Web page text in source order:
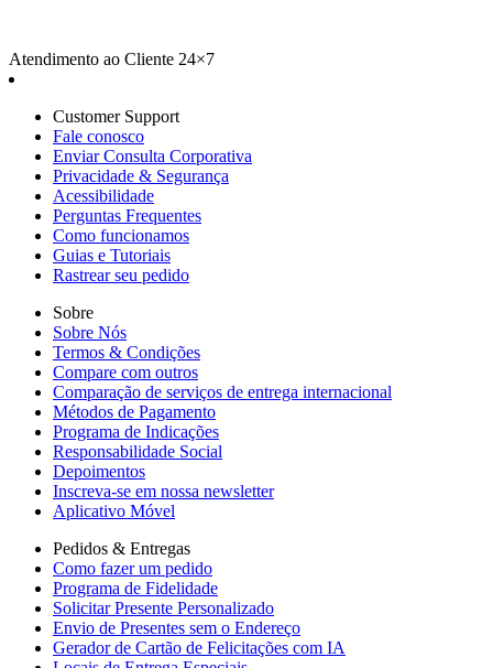
Atendimento ao Cliente 24×7
Customer Support
Fale conosco
Enviar Consulta Corporativa
Privacidade & Segurança
Acessibilidade
Perguntas Frequentes
Como funcionamos
Guias e Tutoriais
Rastrear seu pedido
Sobre
Sobre Nós
Termos & Condições
Compare com outros
Comparação de serviços de entrega internacional
Métodos de Pagamento
Programa de Indicações
Responsabilidade Social
Depoimentos
Inscreva-se em nossa newsletter
Aplicativo Móvel
Pedidos & Entregas
Como fazer um pedido
Programa de Fidelidade
Solicitar Presente Personalizado
Envio de Presentes sem o Endereço
Gerador de Cartão de Felicitações com IA